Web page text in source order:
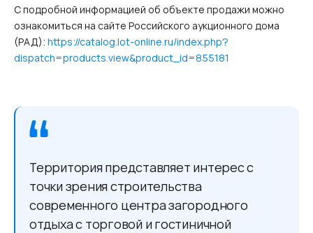
С подробной информацией об объекте продажи можно
ознакомиться на сайте Российского аукционного дома
(РАД): https://catalog.lot-online.ru/index.php?
dispatch=products.view&product_id=855181
Территория представляет интерес с
точки зрения строительства
современного центра загородного
отдыха с торговой и гостиничной